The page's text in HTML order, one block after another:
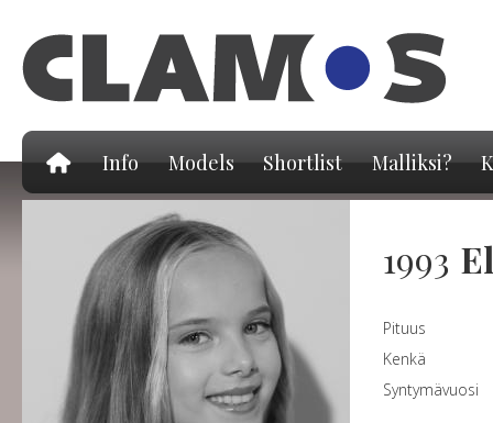
Info Models Shortlist Malliksi?
1993
Pituus
Kenkä
Syntymävuosi